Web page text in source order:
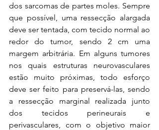
dos sarcomas de partes moles. Sempre
que possível, uma ressecção alargada
deve ser tentada, com tecido normal ao
redor do tumor, sendo 2 cm uma
margem arbitrária. Em alguns tumores
nos quais estruturas neurovasculares
estão muito próximas, todo esforço
deve ser feito para preservá-las, sendo
a ressecção marginal realizada junto
dos tecidos perineurais e
perivasculares, com o objetivo maior